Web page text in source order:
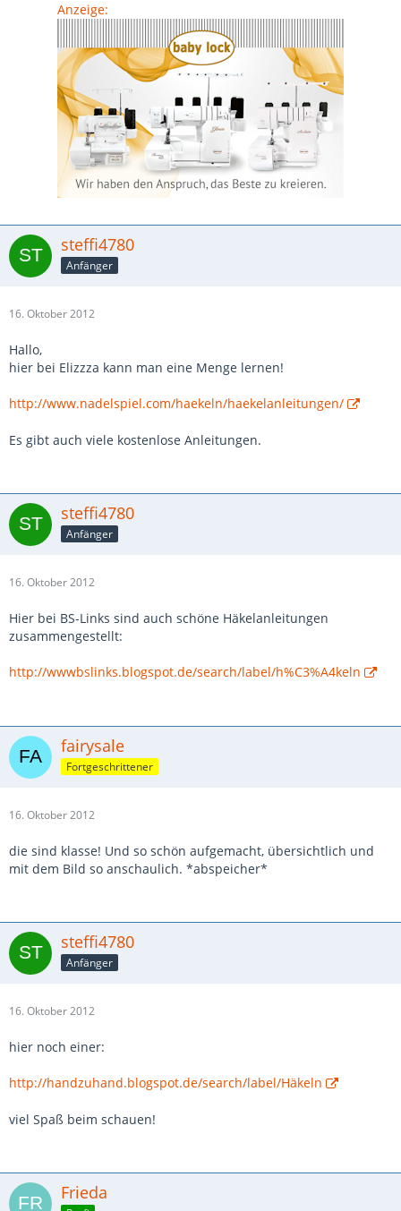
Anzeige:
steffi4780
Anfänger
16. Oktober 2012
Hallo,
hier bei Elizzza kann man eine Menge lernen!
http://www.nadelspiel.com/haekeln/haekelanleitungen/
Es gibt auch viele kostenlose Anleitungen.
steffi4780
Anfänger
16. Oktober 2012
Hier bei BS-Links sind auch schöne Häkelanleitungen
zusammengestellt:
http://wwwbslinks.blogspot.de/search/label/h%C3%A4keln
fairysale
Fortgeschrittener
16. Oktober 2012
die sind klasse! Und so schön aufgemacht, übersichtlich und
mit dem Bild so anschaulich. *abspeicher*
steffi4780
Anfänger
16. Oktober 2012
hier noch einer:
http://handzuhand.blogspot.de/search/label/Häkeln
viel Spaß beim schauen!
Frieda